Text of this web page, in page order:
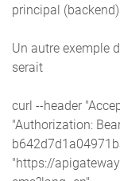
principal (backend)
Un autre exemple
serait
curl --header
"Authorization:
"https://